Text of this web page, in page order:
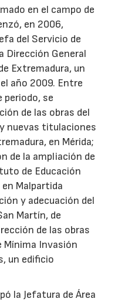
en el campo de
en 2006,
del Servicio de
Dirección General
Extremadura, un
año 2009. Entre
periodo, se
de las obras del
nuevas titulaciones
en Mérida;
de la ampliación de
de Educación
Malpartida
y adecuación del
Martín, de
de las obras
Mínima Invasión
un edificio
la Jefatura de Área